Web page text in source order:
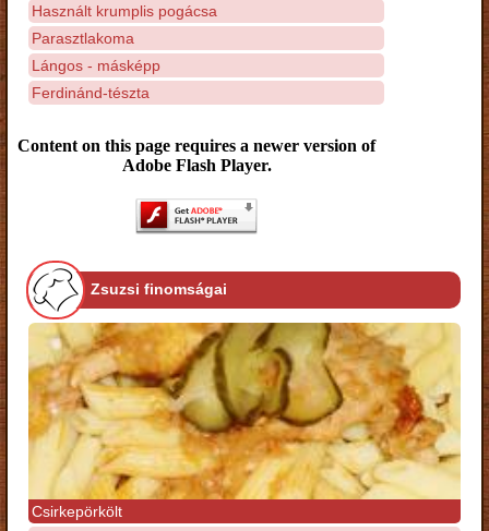
Használt krumplis pogácsa
Parasztlakoma
Lángos - másképp
Ferdinánd-tészta
Content on this page requires a newer version of
Adobe Flash Player.
Zsuzsi finomságai
Csirkepörkölt